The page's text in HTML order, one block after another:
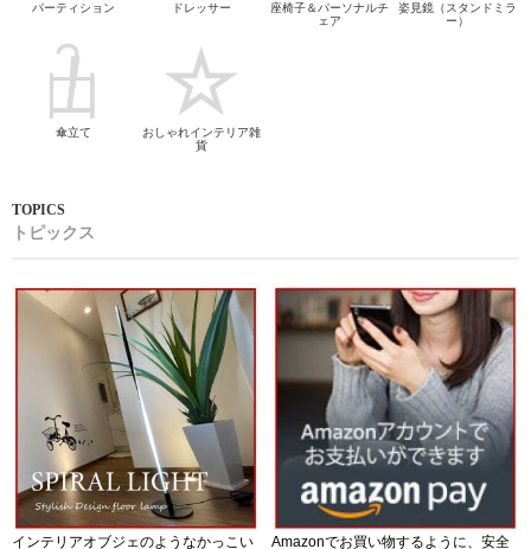
パーティション ドレッサー
座椅子＆パーソナルチ
ェア
姿見鏡（スタンドミラ
ー）
傘立て
おしゃれインテリア雑
貨
トピックス
インテリアオブジェのようなかっこい
Amazonでお買い物するように、安全